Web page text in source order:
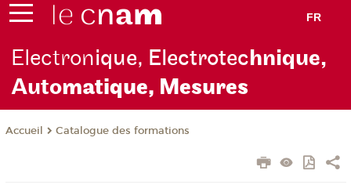
FR
Electronique, Electrotechnique,
Automatique, Mesures
Accueil Catalogue des formations